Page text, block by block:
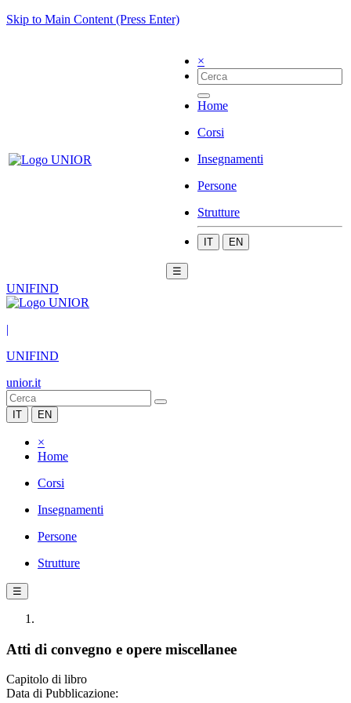
Skip to Main Content (Press Enter)
×
Home
Corsi
Insegnamenti
Persone
Strutture
IT EN
☰
UNIFIND
|
UNIFIND
unior.it
IT EN
×
Home
Corsi
Insegnamenti
Persone
Strutture
☰
Atti di convegno e opere miscellanee
Capitolo di libro
Data di Pubblicazione: